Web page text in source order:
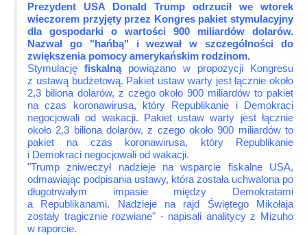
SZACHIŚCI
ZDJĘCIA
Z KALENDARZA
Prezydent USA Donald Trump odrzucił we wtorek
wieczorem przyjęty przez Kongres pakiet stymulacyjny
dla gospodarki o wartości 900 miliardów dolarów.
Nazwał go "hańbą" i wezwał w szczególności do
zwiększenia pomocy amerykańskim rodzinom.
Stymulację fiskalnąpowiązano w propozycji Kongresu
z ustawą budżetową. Pakiet ustaw warty jest łącznie około
2,3 biliona dolarów, z czego około 900 miliardów to pakiet
na czas koronawirusa, który Republikanie i Demokraci
negocjowali od wakacji. Pakiet ustaw warty jest łącznie
około 2,3 biliona dolarów, z czego około 900 miliardów to
pakiet na czas koronawirusa, który Republikanie
i Demokraci negocjowali od wakacji.
"Trump zniweczył nadzieje na wsparcie fiskalne USA,
odmawiając podpisania ustawy, która została uchwalona po
długotrwałym impasie między Demokratami
a Republikanami. Nadzieje na rajd Świętego Mikołaja
zostały tragicznie rozwiane" - napisali analitycy z Mizuho
w raporcie.